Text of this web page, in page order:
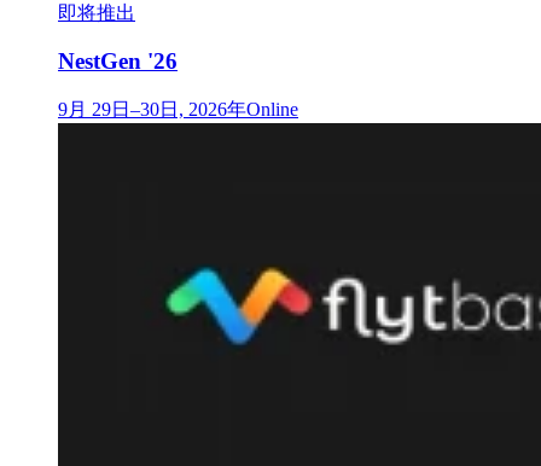
即将推出
NestGen '26
9月 29日–30日, 2026年Online